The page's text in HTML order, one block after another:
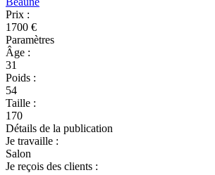
Prix :
1700 €
Paramètres
Âge :
31
Poids :
54
Taille :
170
Détails de la publication
Je travaille :
Salon
Je reçois des clients :